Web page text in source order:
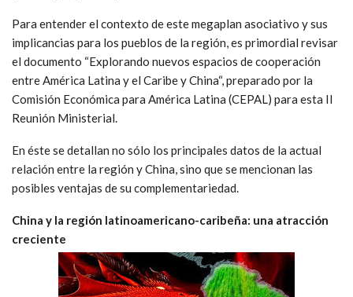
Para entender el contexto de este megaplan asociativo y sus
implicancias para los pueblos de la región, es primordial revisar
el documento “Explorando nuevos espacios de cooperación
entre América Latina y el Caribe y China“, preparado por la
Comisión Económica para América Latina (CEPAL) para esta II
Reunión Ministerial.
En éste se detallan no sólo los principales datos de la actual
relación entre la región y China, sino que se mencionan las
posibles ventajas de su complementariedad.
China y la región latinoamericano-caribeña: una atracción
creciente